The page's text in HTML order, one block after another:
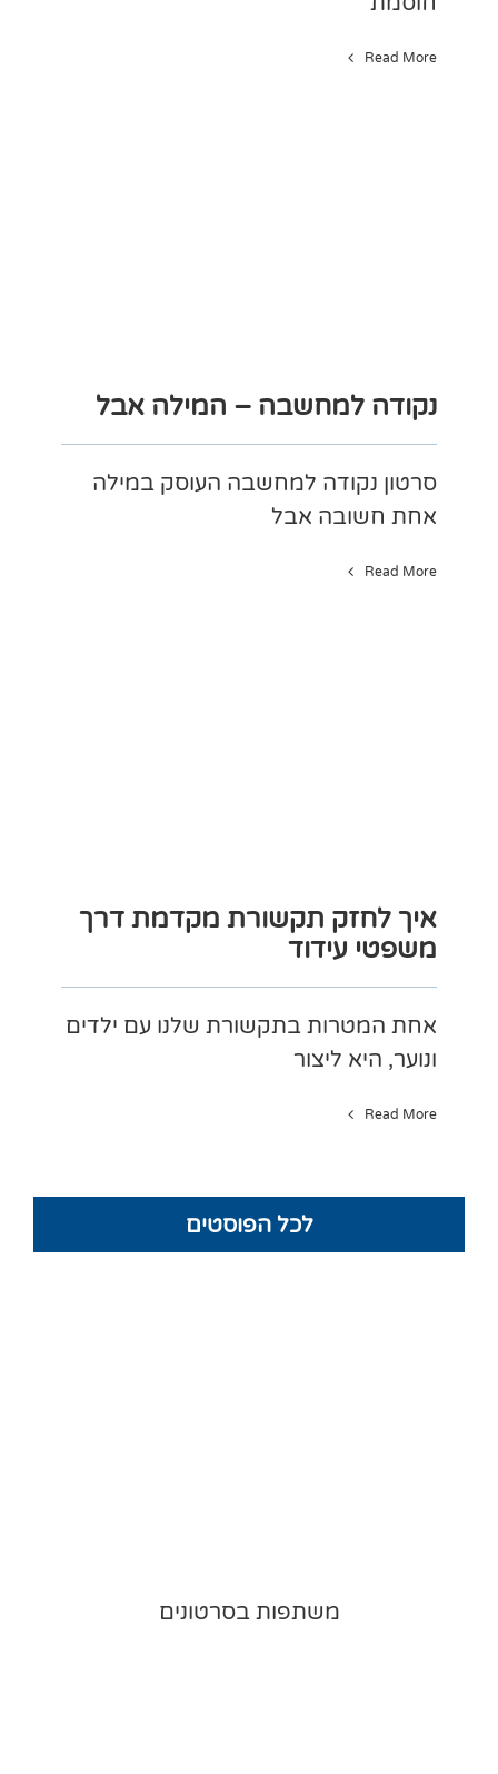
Read More
נקודה למחשבה – המילה אבל
סרטון נקודה למחשבה העוסק במילה
אחת חשובה אבל
Read More
איך לחזק תקשורת מקדמת דרך
משפטי עידוד
אחת המטרות בתקשורת שלנו עם ילדים
ונוער, היא ליצור
Read More
לכל הפוסטים
משתפות בסרטונים